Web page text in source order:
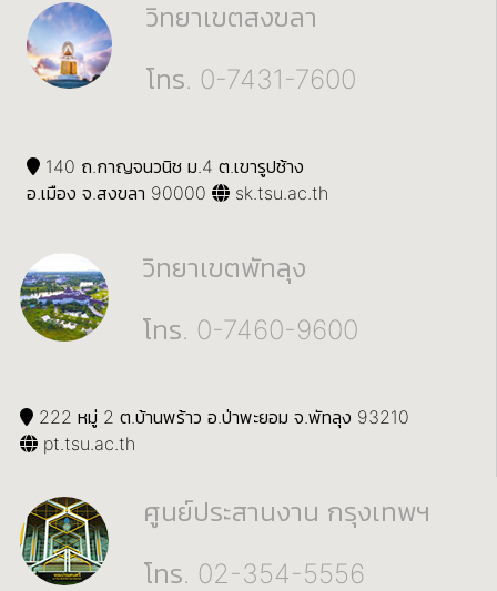
วิทยาเขตสงขลา
โทร. 0-7431-7600
140 ถ.กาญจนวนิช ม.4 ต.เขารูปช้าง
อ.เมือง จ.สงขลา 90000
sk.tsu.ac.th
วิทยาเขตพัทลุง
โทร. 0-7460-9600
222 หมู่ 2 ต.บ้านพร้าว อ.ป่าพะยอม จ.พัทลุง 93210
pt.tsu.ac.th
ศูนย์ประสานงาน กรุงเทพฯ
โทร. 02-354-5556